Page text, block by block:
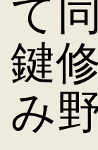
て
鍵
み